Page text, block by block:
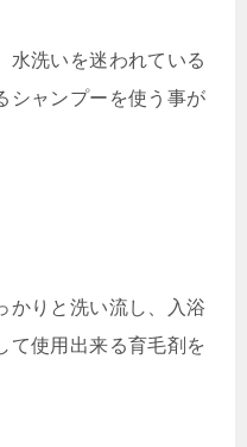
水洗いを迷われている
シャンプーを使う事が
かりと洗い流し、入浴
て使用出来る育毛剤を